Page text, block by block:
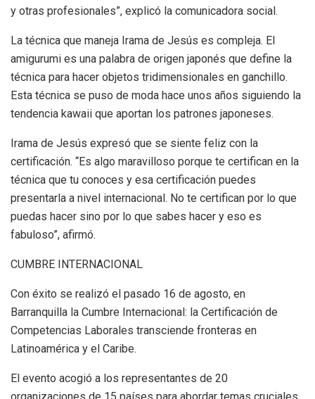
y otras profesionales”, explicó la comunicadora social.
La técnica que maneja Irama de Jesús es compleja. El
amigurumi es una palabra de origen japonés que define la
técnica para hacer objetos tridimensionales en ganchillo.
Esta técnica se puso de moda hace unos años siguiendo la
tendencia kawaii que aportan los patrones japoneses.
Irama de Jesús expresó que se siente feliz con la
certificación. “Es algo maravilloso porque te certifican en la
técnica que tu conoces y esa certificación puedes
presentarla a nivel internacional. No te certifican por lo que
puedas hacer sino por lo que sabes hacer y eso es
fabuloso”, afirmó.
CUMBRE INTERNACIONAL
Con éxito se realizó el pasado 16 de agosto, en
Barranquilla la Cumbre Internacional: la Certificación de
Competencias Laborales transciende fronteras en
Latinoamérica y el Caribe.
El evento acogió a los representantes de 20